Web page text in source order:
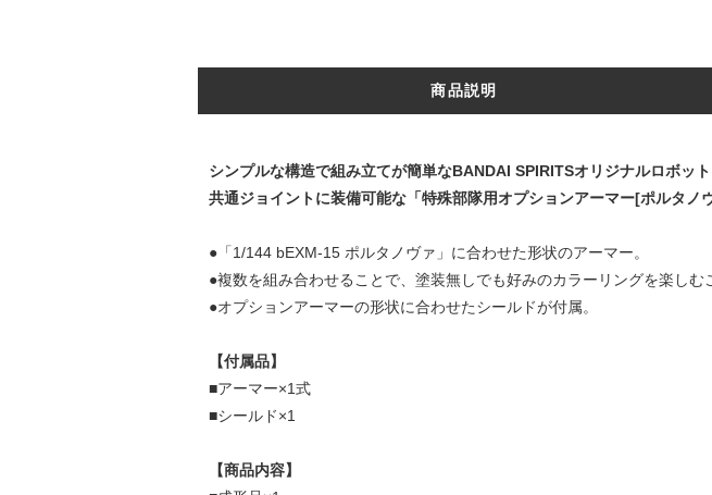
商品説明
シンプルな構造で組み立てが簡単なBANDAI SPIRITSオリジナルロボッ
共通ジョイントに装備可能な「特殊部隊用オプションアーマー[ポルタノ
●「1/144 bEXM-15 ポルタノヴァ」に合わせた形状のアーマー。
●複数を組み合わせることで、塗装無しでも好みのカラーリングを楽しむ
●オプションアーマーの形状に合わせたシールドが付属。
【付属品】
■アーマー×1式
■シールド×1
【商品内容】